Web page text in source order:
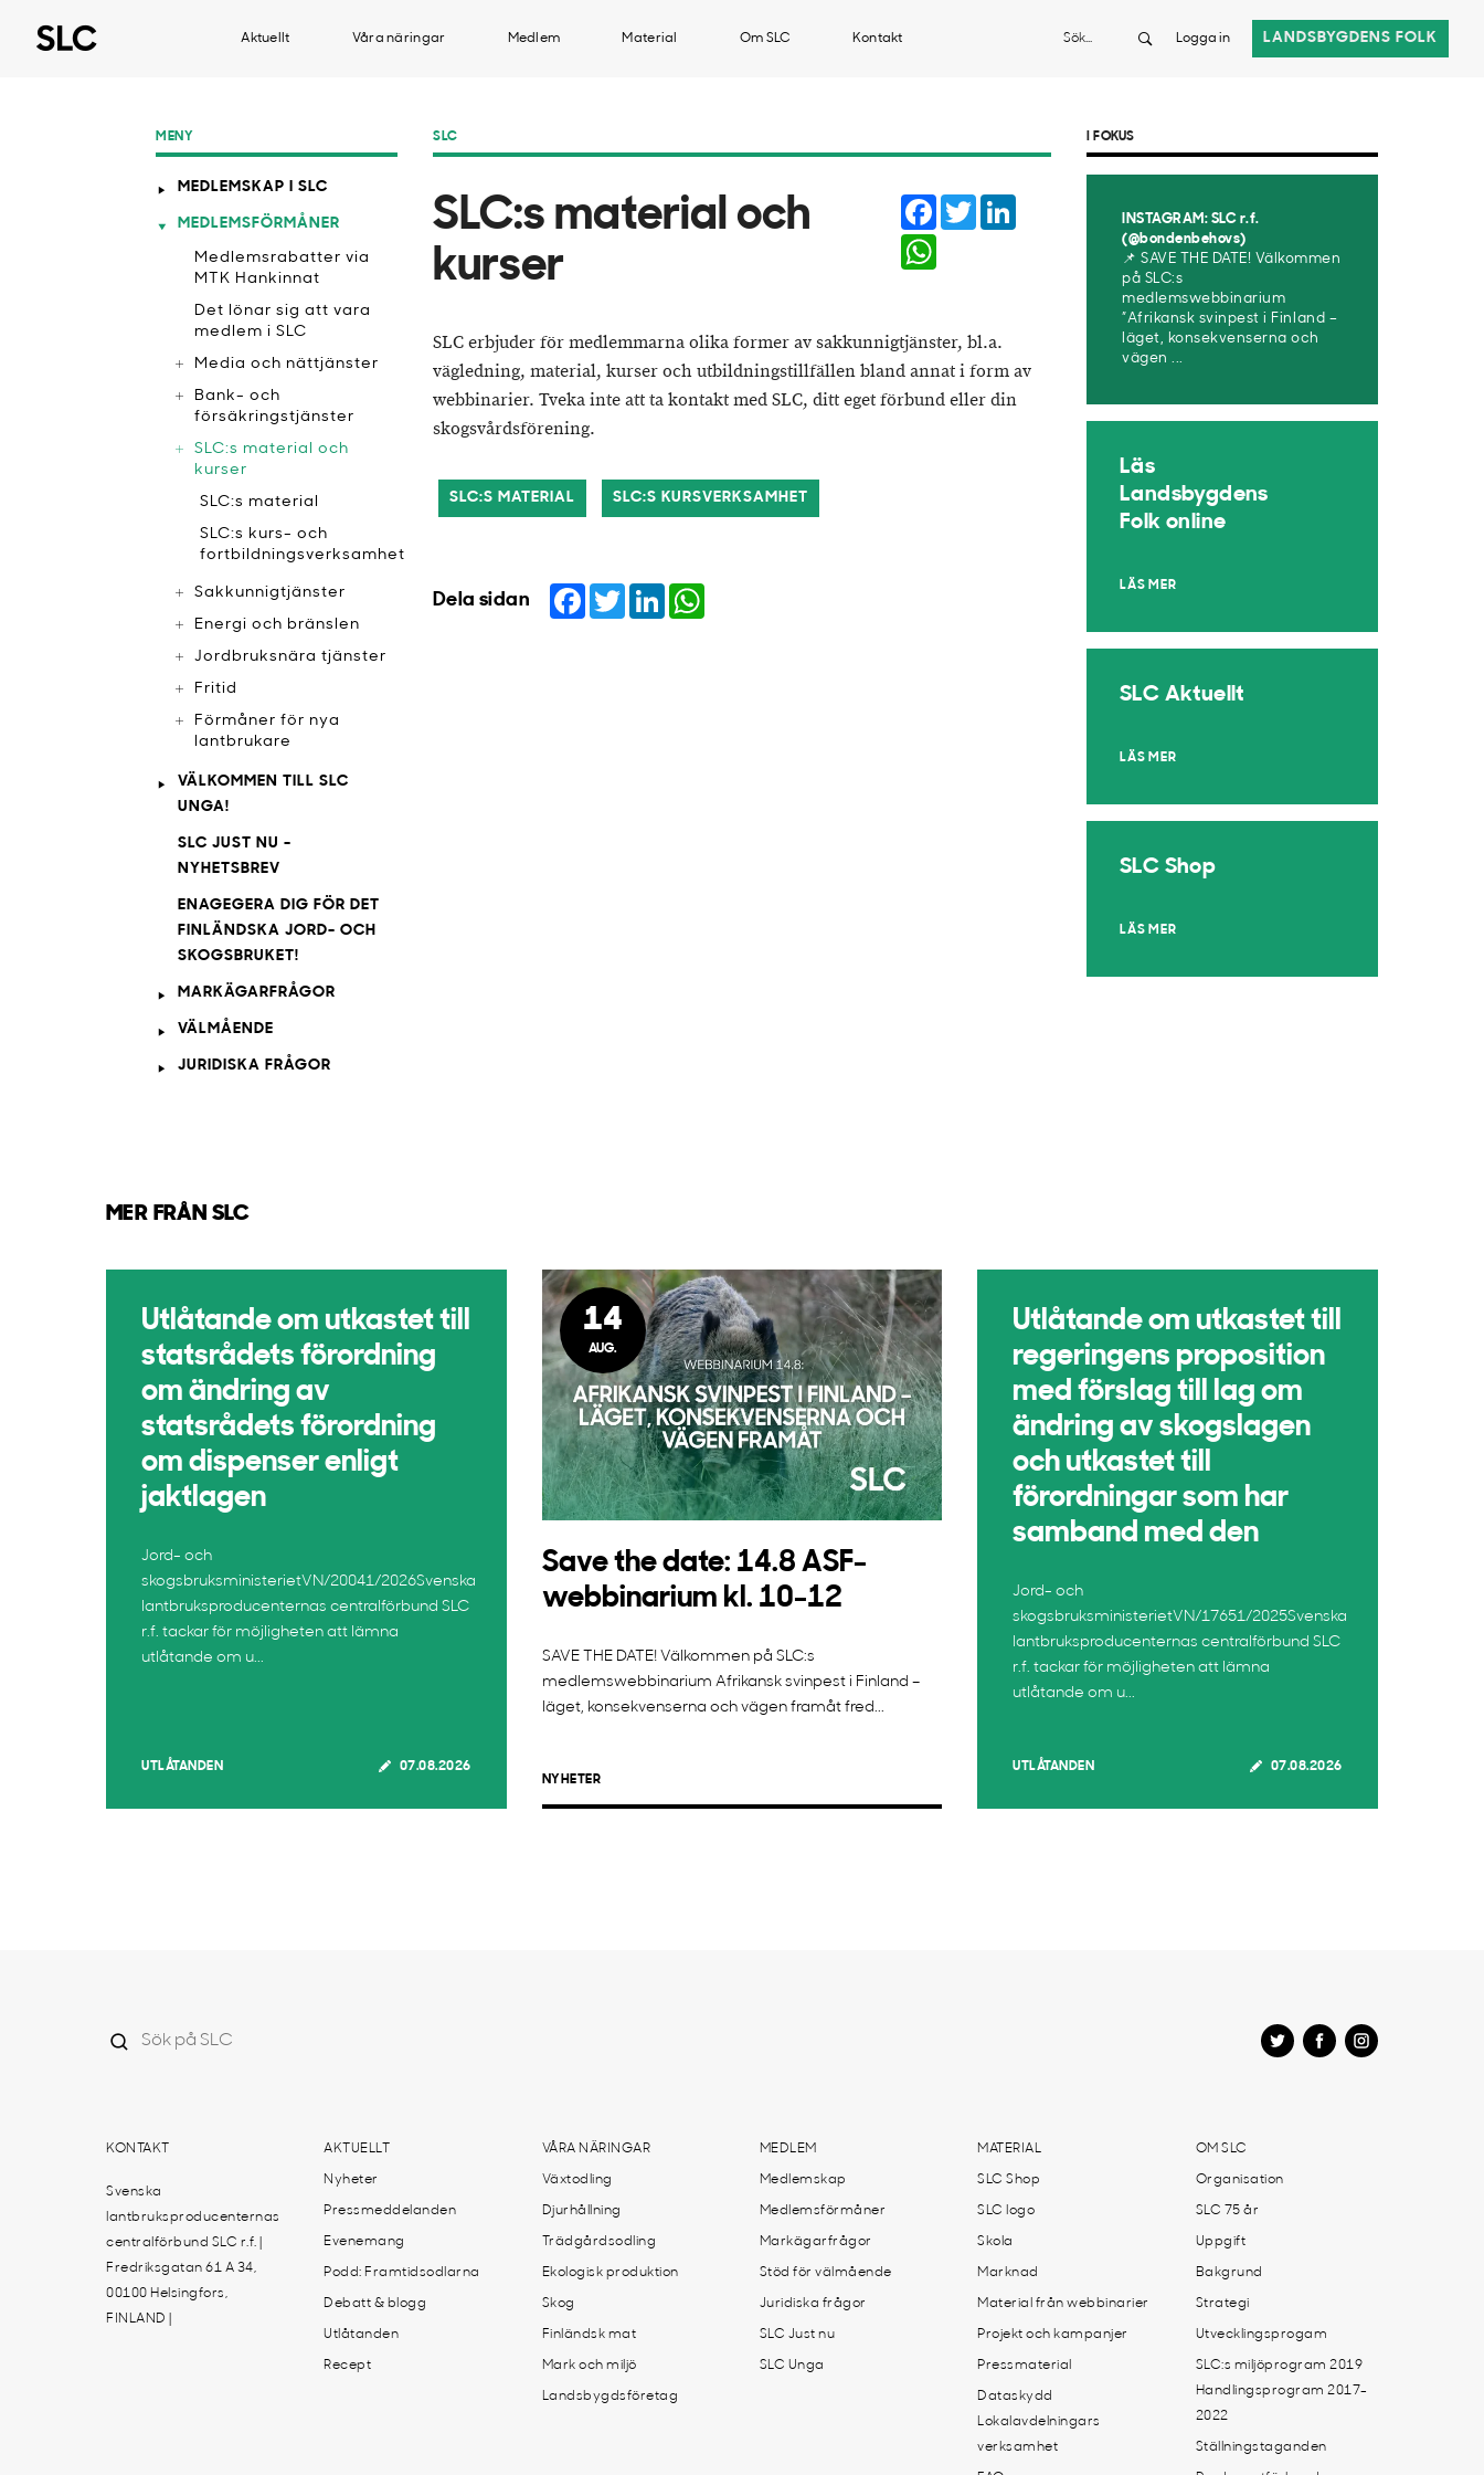
Aktuellt Våra näringar Medlem Material Om SLC Kontakt Sök Logga in LANDSBYGDENS FOLK
SLC
SLC:s material och
kurser
Facebook
Twitter
SLC erbjuder för medlemmarna olika former av sakkunnigtjänster, bl.a.
vägledning, material, kurser och utbildningstillfällen bland annat i form av
webbinarier. Tveka inte att ta kontakt med SLC, ditt eget förbund eller din
skogsvårdsförening.
SLC:S MATERIAL SLC:S KURSVERKSAMHET
Dela sidan Facebook
TwitterLinkedIn
MENY
MEDLEMSKAP I SLC
MEDLEMSFÖRMÅNER
Medlemsrabatter via
MTK Hankinnat
​Det lönar sig att vara
medlem i SLC
Media och nättjänster
Bank- och
försäkringstjänster
SLC:s material och
kurser
SLC:s material
SLC:s kurs- och
fortbildningsverksamhet
Sakkunnigtjänster
Energi och bränslen
Jordbruksnära tjänster
Fritid
Förmåner för nya
lantbrukare
VÄLKOMMEN TILL SLC
UNGA!
SLC JUST NU -
NYHETSBREV
ENAGEGERA DIG FÖR DET
FINLÄNDSKA JORD- OCH
SKOGSBRUKET!
MARKÄGARFRÅGOR
VÄLMÅENDE
JURIDISKA FRÅGOR
I FOKUS
INSTAGRAM: SLC r.f.
(@bondenbehovs)
📌 SAVE THE DATE! Välkommen
på SLC:s
medlemswebbinarium
”Afrikansk svinpest i Finland –
läget, konsekvenserna och
vägen ...
Läs
Landsbygdens
Folk online
LÄS MER
SLC Aktuellt
LÄS MER
SLC Shop
LÄS MER
MER FRÅN SLC
Utlåtande om utkastet till
statsrådets förordning
om ändring av
statsrådets förordning
om dispenser enligt
jaktlagen
Jord- och
skogsbruksministerietVN/20041/2026Svenska
lantbruksproducenternas centralförbund SLC
r.f. tackar för möjligheten att lämna
utlåtande om u...
UTLÅTANDEN 07.08.2026
14
AUG.
Save the date: 14.8 ASF-
webbinarium kl. 10-12
SAVE THE DATE! Välkommen på SLC:s
medlemswebbinarium Afrikansk svinpest i Finland –
läget, konsekvenserna och vägen framåt fred...
NYHETER
Utlåtande om utkastet till
regeringens proposition
med förslag till lag om
ändring av skogslagen
och utkastet till
förordningar som har
samband med den
Jord- och
skogsbruksministerietVN/17651/2025Svenska
lantbruksproducenternas centralförbund SLC
r.f. tackar för möjligheten att lämna
utlåtande om u...
UTLÅTANDEN 07.08.2026
KONTAKT
Svenska
lantbruksproducenternas
centralförbund SLC r.f. |
Fredriksgatan 61 A 34,
00100 Helsingfors,
FINLAND |
AKTUELLT
Nyheter
Pressmeddelanden
Evenemang
Podd: Framtidsodlarna
Debatt & blogg
Utlåtanden
Recept
VÅRA NÄRINGAR
Växtodling
Djurhållning
Trädgårdsodling
Ekologisk produktion
Skog
Finländsk mat
Mark och miljö
Landsbygdsföretag
MEDLEM
Medlemskap
Medlemsförmåner
Markägarfrågor
Stöd för välmående
Juridiska frågor
SLC Just nu
SLC Unga
MATERIAL
SLC Shop
SLC logo
Skola
Marknad
Material från webbinarier
Projekt och kampanjer
Pressmaterial
Dataskydd
Lokalavdelningars
verksamhet
OM SLC
Organisation
SLC 75 år
Uppgift
Bakgrund
Strategi
Utvecklingsprogam
SLC:s miljöprogram 2019
Handlingsprogram 2017-
2022
Ställningstaganden